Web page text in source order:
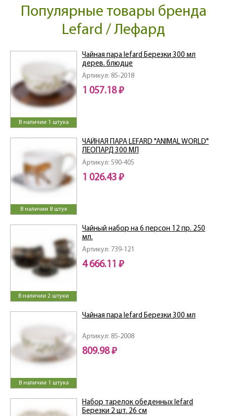
Популярные товары бренда
Lefard / Лефард
В наличии 1 штука
Артикул: 85-2018
Чайная пара lefard Березки 300 мл
дерев. блюдце
1 057.18 ₽
В наличии 8 штук
Артикул: 590-405
ЧАЙНАЯ ПАРА LEFARD "ANIMAL WORLD"
ЛЕОПАРД 300 МЛ
1 026.43 ₽
В наличии 2 штуки
Артикул: 739-121
Чайный набор на 6 персон 12 пр. 250
мл.
4 666.11 ₽
В наличии 1 штука
Артикул: 85-2008
Чайная пара lefard Березки 300 мл
809.98 ₽
Набор тарелок обеденных lefard
Березки 2 шт. 26 см